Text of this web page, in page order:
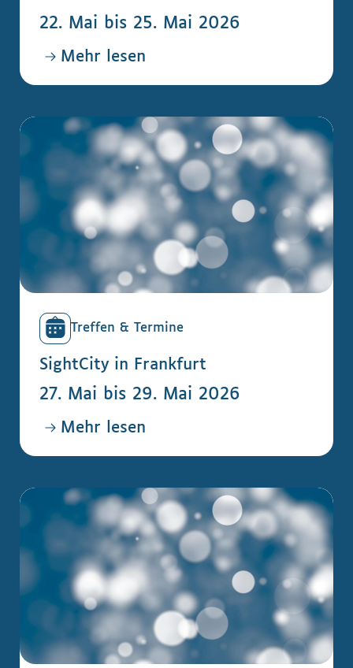
22. Mai bis 25. Mai 2026
Mehr lesen
Treffen & Termine
SightCity in Frankfurt
27. Mai bis 29. Mai 2026
Mehr lesen